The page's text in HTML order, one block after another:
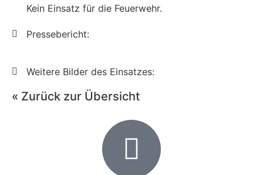
Kein Einsatz für die Feuerwehr.
Pressebericht:
Weitere Bilder des Einsatzes:
« Zurück zur Übersicht